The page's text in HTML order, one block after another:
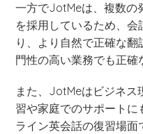
一方でJotMeは、複数の
を採用しているため、
り、より自然で正確な
門性の高い業務でも正確
また、JotMeはビジネス
習や家庭でのサポート
ライン英会話の復習場面